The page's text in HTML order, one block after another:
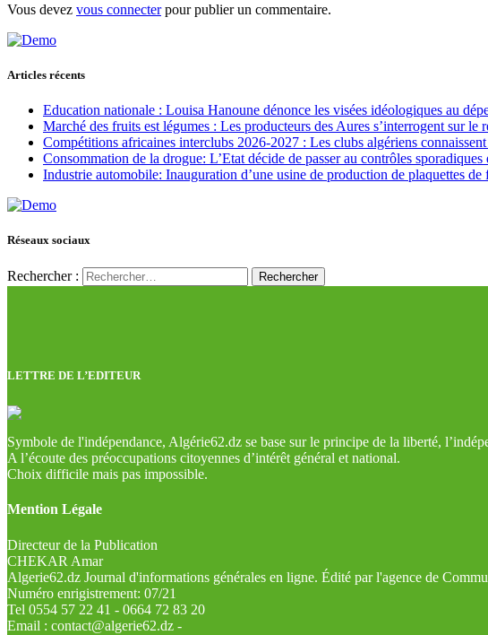
Vous devez vous connecterpour publier un commentaire.
Articles récents
Education nationale : Louisa Hanoune dénonce les visées idéologiques au
Marché des fruits est légumes : Les producteurs des Aures s’interrogent sur
Compétitions africaines interclubs 2026-2027 : Les clubs algériens
Consommation de la drogue: L’Etat décide de passer au contrôles sporadiques
Industrie automobile: Inauguration d’une usine de production de plaquettes de
Réseaux sociaux
Rechercher :
LETTRE DE L’EDITEUR
Symbole de l'indépendance, Algérie62.dz se base sur le principe de la liberté,
A l’écoute des préoccupations citoyennes d’intérêt général et national.
Choix difficile mais pas impossible.
Mention Légale
Directeur de la Publication
CHEKAR Amar
Algerie62.dz Journal d'informations générales en ligne. Édité par l'agence de
Numéro enrigistrement: 07/21
Tel 0554 57 22 41 - 0664 72 83 20
Email : contact@algerie62.dz -